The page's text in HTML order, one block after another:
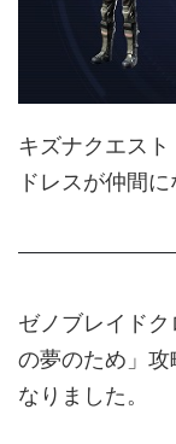
キズナクエス
ドレスが仲間に
ゼノブレイド
の夢のため」
なりました。